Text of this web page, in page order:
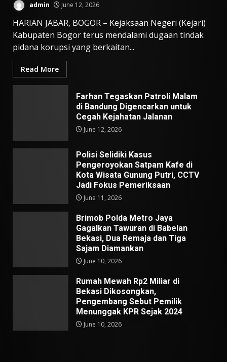
admin June 12, 2026
HARIAN JABAR, BOGOR – Kejaksaan Negeri (Kejari)
Kabupaten Bogor terus mendalami dugaan tindak
pidana korupsi yang berkaitan...
Read More
Farhan Tegaskan Patroli Malam
di Bandung Digencarkan untuk
Cegah Kejahatan Jalanan
June 12, 2026
Polisi Selidiki Kasus
Pengeroyokan Satpam Kafe di
Kota Wisata Gunung Putri, CCTV
Jadi Fokus Pemeriksaan
June 11, 2026
Brimob Polda Metro Jaya
Gagalkan Tawuran di Babelan
Bekasi, Dua Remaja dan Tiga
Sajam Diamankan
June 10, 2026
Rumah Mewah Rp2 Miliar di
Bekasi Dikosongkan,
Pengembang Sebut Pemilik
Menunggak KPR Sejak 2024
June 10, 2026